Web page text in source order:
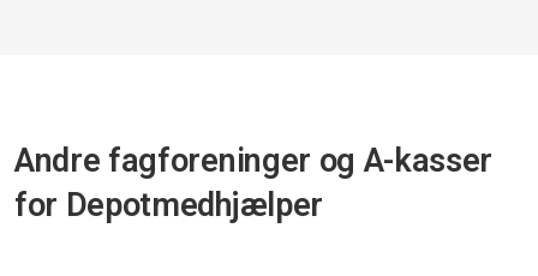
Andre fagforeninger og A-kasser
for Depotmedhjælper